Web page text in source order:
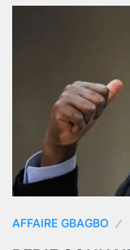
AFFAIRE GBAGBO